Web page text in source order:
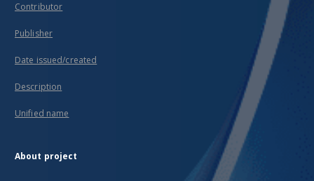
Contributor
Publisher
Date issued/created
Description
Unified name
About project